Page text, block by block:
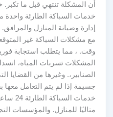
أن المشكلة تنتهي قبل ما تكبر.
خدمات السباكة الطارئة واحدة
إدارة وصيانة المنازل
مع مشكلات السباكة غير
وقت. ، مما يتطلب استجابة
المشكلات تسربات المياه،
الصنابير،. وغيرها من القضايا
جسيمة إذا لم يتم التعامل معها
خدمات
مثاليًا للمنازل. والمؤسسات